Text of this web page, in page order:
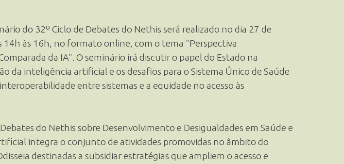
do 32º Ciclo de Debates do Nethis será realizado no dia 27 de
14h às 16h, no formato online, com o tema "Perspectiva
da IA". O seminário irá discutir o papel do Estado na
da inteligência artificial e os desafios para o Sistema Único de Saúde
entre sistemas e a equidade no acesso às
do Nethis sobre Desenvolvimento e Desigualdades em Saúde e
integra o conjunto de atividades promovidas no âmbito do
destinadas a subsidiar estratégias que ampliem o acesso e